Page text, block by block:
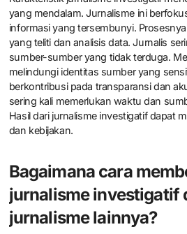
yang mendalam. Jurnalisme ini
informasi yang tersembunyi.
yang teliti dan analisis data. Jurnalis
sumber-sumber yang tidak terduga.
melindungi identitas sumber yang
berkontribusi pada transparansi dan
sering kali memerlukan waktu dan
Hasil dari jurnalisme investigatif dapat
dan kebijakan.
Bagaimana cara
jurnalisme investigatif
jurnalisme lainnya?